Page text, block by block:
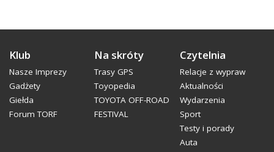
Klub
Nasze Imprezy
Gadżety
Giełda
Forum TORF
Na skróty
Trasy GPS
Toyopedia
TOYOTA OFF-ROAD
FESTIVAL
Czytelnia
Relacje z wypraw
Aktualności
Wydarzenia
Sport
Testy i porady
Auta